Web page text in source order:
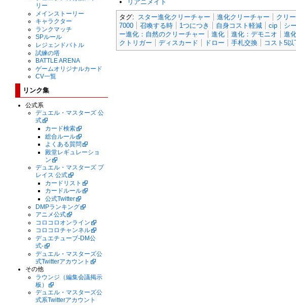
リー
メインストーリー
キャラクター
ランクマッチ
SPルール
レジェンドバトル
試練の塔
BATTLE ARENA
ゲームオリジナルカード
CV一覧
リンク集
公式系
デュエル・マスターズ 公
式
カード検索
総合ルール
よくある質問
殿堂レギュレーショ
ン
デュエル・マスターズ プ
レイス 公式
カードリスト
カードルール
公式Twitter
DMPランキング
アニメ公式
コロコロオンライン
コロコロチャンネル
デュエチューブ-DM公
式-
デュエル・マスターズ公
式Twitterアカウント
その他
ラウンジ（編集会議掲示
板）
デュエル・マスターズ公
式系Twitterアカウント
リアニメイト
タグ:
スター進化クリーチャー 進化クリーチャー クリ
7000
召喚する時 1つにつき 自身コスト軽減 cip シ
ー進化：自然のクリーチャー
進化 進化：デモニオ 進
クトリガー
ディスカード ドロー 手札交換 コスト5以